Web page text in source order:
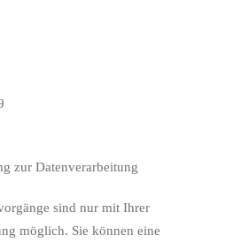
zur Datenverarbeitung
sind nur mit Ihrer
möglich. Sie können eine